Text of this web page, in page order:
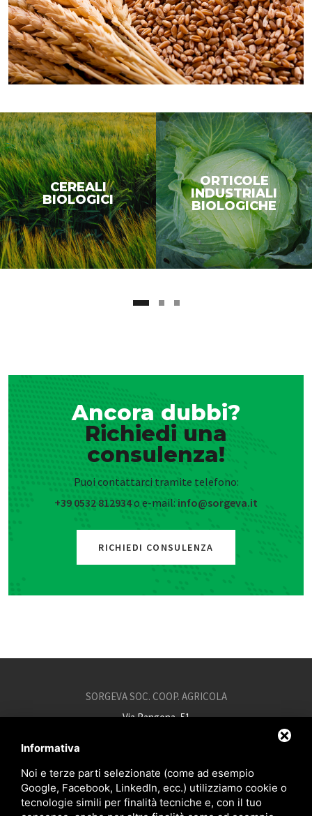
CEREALI
BIOLOGICI
ORTICOLE
INDUSTRIALI
BIOLOGICHE
Ancora dubbi?
Richiedi una
consulenza!
Puoi contattarci tramite telefono:
+39 0532 812934o e-mail: info@sorgeva.it
RICHIEDI CONSULENZA
SORGEVA SOC. COOP. AGRICOLA
Via Rangona, 51
+39 0532 812934
info@sorgeva.it
Informativa
Noi e terze parti selezionate (come ad esempio
Google, Facebook, LinkedIn, ecc.) utilizziamo cookie o
tecnologie simili per finalità tecniche e, con il tuo